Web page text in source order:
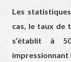
Les
cas, le taux de
s’établit à
impressionnant